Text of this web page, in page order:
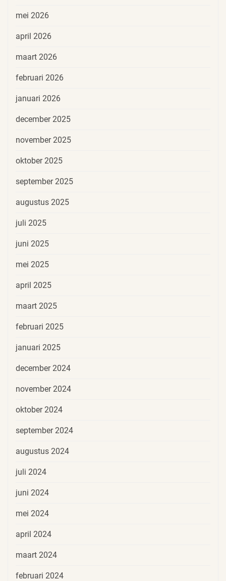
mei 2026
april 2026
maart 2026
februari 2026
januari 2026
december 2025
november 2025
oktober 2025
september 2025
augustus 2025
juli 2025
juni 2025
mei 2025
april 2025
maart 2025
februari 2025
januari 2025
december 2024
november 2024
oktober 2024
september 2024
augustus 2024
juli 2024
juni 2024
mei 2024
april 2024
maart 2024
februari 2024